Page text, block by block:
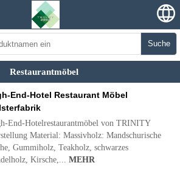
Suche
Restaurantmöbel
End-Hotel Restaurant Möbel
End-Hotelrestaurantmöbel von TRINITY
Material: Massivholz: Mandschurische
Gummiholz, Teakholz, schwarzes
Kirsche,... MEHR